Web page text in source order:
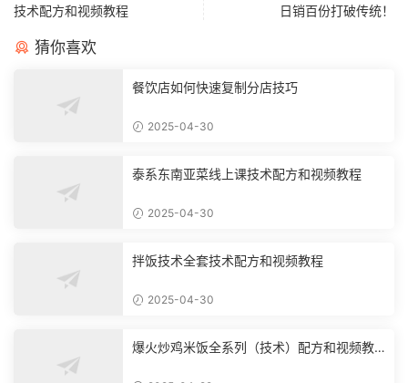
技术配方和视频教程
日销百份打破传统！
猜你喜欢
餐饮店如何快速复制分店技巧
2025-04-30
泰系东南亚菜线上课技术配方和视频教程
2025-04-30
拌饭技术全套技术配方和视频教程
2025-04-30
爆火炒鸡米饭全系列（技术）配方和视频教